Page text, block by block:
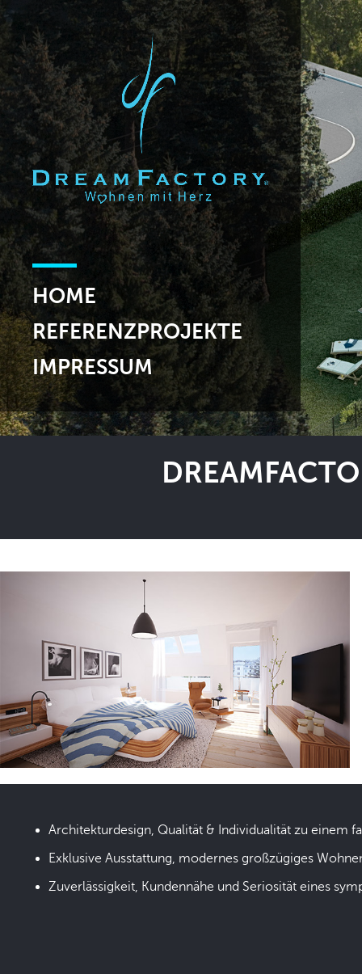
HOME
REFERENZPROJEKTE
IMPRESSUM
Architekturdesign, Qualität & Individualität zu einem
Exklusive Ausstattung, modernes großzügiges
Zuverlässigkeit, Kundennähe und Seriosität eines